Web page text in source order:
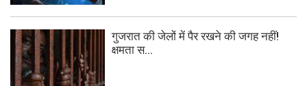
गुजरात की जेलों में पैर रखने की जगह नहीं!
क्षमता स...